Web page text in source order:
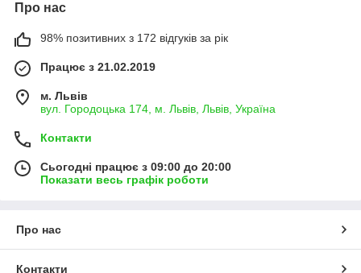
Про нас
98% позитивних з 172 відгуків за рік
Працює з 21.02.2019
м. Львів
вул. Городоцька 174, м. Львів, Львів, Україна
Контакти
Сьогодні працює з 09:00 до 20:00
Показати весь графік роботи
Про нас
Контакти